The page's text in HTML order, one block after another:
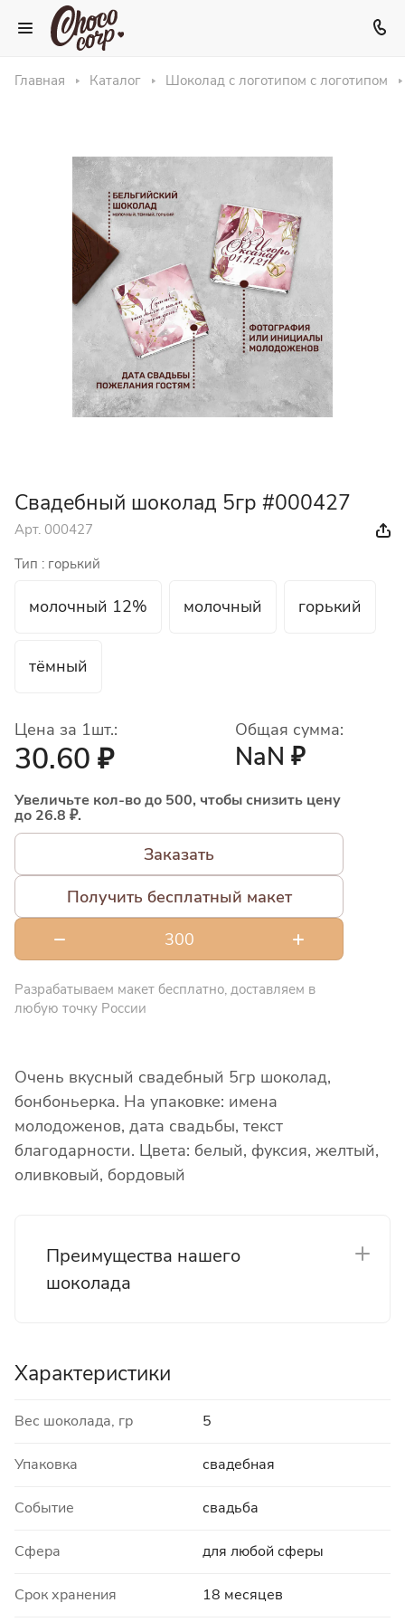
Главная Каталог Шоколад с логотипом с логотипом
Свадебный шоколад 5гр #000427
Арт. 000427
Тип : горький
молочный 12% молочный горький
тёмный
Цена за 1шт.:
30.60 ₽
Общая сумма:
NaN ₽
Увеличьте кол-во до 500, чтобы снизить цену
до 26.8 ₽.
Заказать
Получить бесплатный макет
Разрабатываем макет бесплатно, доставляем в
любую точку России
Очень вкусный свадебный 5гр шоколад,
бонбоньерка. На упаковке: имена
молодоженов, дата свадьбы, текст
благодарности. Цвета: белый, фуксия, желтый,
оливковый, бордовый
Преимущества нашего
шоколада
Характеристики
Вес шоколада, гр 5
Упаковка свадебная
Событие свадьба
Сфера для любой сферы
Срок хранения 18 месяцев